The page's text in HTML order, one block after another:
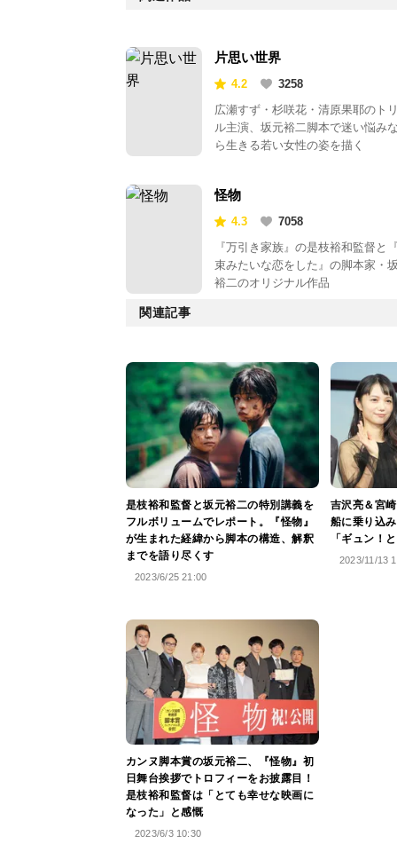
片思い世界
4.2
3258
広瀬すず・杉咲花・清原果耶のト
ル主演、坂元裕二脚本で迷い悩み
ら生きる若い女性の姿を描く
怪物
4.3
7058
『万引き家族』の是枝裕和監督と
束みたいな恋をした』の脚本家・
裕二のオリジナル作品
関連記事
是枝裕和監督と坂元裕二の特別講義を
フルボリュームでレポート。『怪物』
が生まれた経緯から脚本の構造、解釈
までを語り尽くす
2023/6/25 21:00
吉沢亮＆宮
船に乗り込
「ギュン！
2023/11/13
カンヌ脚本賞の坂元裕二、『怪物』初
日舞台挨拶でトロフィーをお披露目！
是枝裕和監督は「とても幸せな映画に
なった」と感慨
2023/6/3 10:30